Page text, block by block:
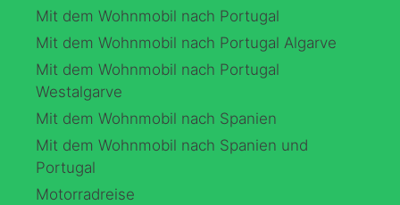
Mit dem Wohnmobil nach Portugal
Mit dem Wohnmobil nach Portugal Algarve
Mit dem Wohnmobil nach Portugal
Westalgarve
Mit dem Wohnmobil nach Spanien
Mit dem Wohnmobil nach Spanien und
Portugal
Motorradreise